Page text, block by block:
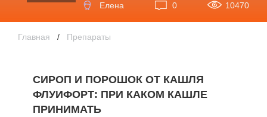
10470
0
Елена
Главная / Препараты
СИРОП И ПОРОШОК ОТ КАШЛЯ
ФЛУИФОРТ: ПРИ КАКОМ КАШЛЕ
ПРИНИМАТЬ